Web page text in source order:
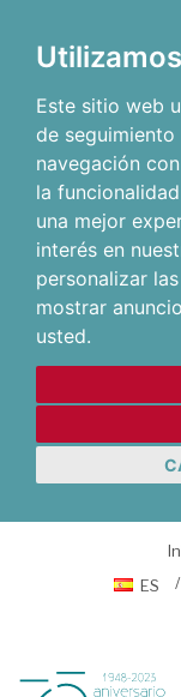
Este sitio web
de
navegación
la
una mejor
interés en
personalizar
mostrar
usted.
ES